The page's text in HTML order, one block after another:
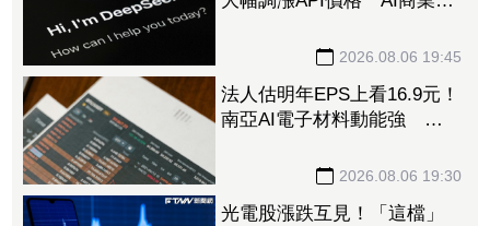
2026.08.06 19:45
法人估明年EPS上看16.9元！
南亞AI電子材料動能強 投
2026.08.06 19:30
光電股漲跌互見！「這檔」